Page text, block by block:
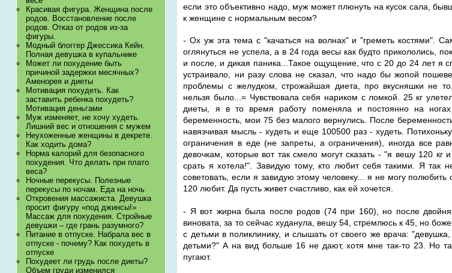
Красивая фигура. Женщина после
родов. Восстановление после
родов. Отказ от родов из-за
фигуры.
Модный блоггер Джессика Кейн.
Полная девушка в купальнике
Может ли похудение быть
причиной задержки месячных?
Аменорея и диеты
Мотивация похудеть. Как
заставить ребенка похудеть?
Мотивация деньгами
Муж изменяет, не хочу худеть.
Лишний вес и отношения с мужем
Неухоженные женщины в декрете.
Как ходить дома?
Норма калорий для безопасного
похудения. Что делать при плато
веса?
Ночные перекусы. Полезные
перекусы по ночам. Еда на ночь
Откровения массажиста. Девушка
просит фигуру «под джинсы!»
Массаж для похудения. Стройные
девушки – где грань разумного?
Питание в отпуске. Набрала вес в
отпуске - почему? Как похудеть в
отпуске
Похудеет ли грудь после диеты?
Объем груди изменился
если это объективно надо, муж может плюнуть на кусок сала,
к женщине с нормальным весом?
- Ох уж эта тема с "качаться на волнах" и "греметь костями".
оглянуться не успела, а в 24 года весы как будто прикололись,
и после, и дикая паника...Такое ощущение, что с 20 до 24 лет я
устраивало, ни разу слова не сказал, что надо бы жопой
проблемы с желудком, строжайшая диета, про вкусняшки не
нельзя было...= Чувствовала себя нариком с ломкой. 25 кг
диеты, я в то время работу поменяла и постоянно на
беременность, мои 75 без малого вернулись. После
навязчивая мысль - худеть и еще 100500 раз - худеть.
ограничения в еде (не запреты, а ограничения), иногда все
девочкам, которые вот так смело могут сказать - "я вешу 120
срать я хотела!". Завидую тому, кто любит себя такими. Я
советовать, если я завидую этому человеку... я не могу
120 любит. Да пусть живет счастливо, как ей хочется.
- Я вот жирна была после родов (74 при 160), но после
виновата, за то сейчас худанула, вешу 54, стремлюсь к 45, но
с детьми в поликлинику, и слышать от своего же врача:
детьми?" А на вид больше 16 не дают, хотя мне так-то 23. Но
пугают.